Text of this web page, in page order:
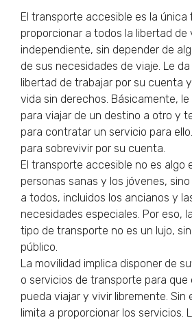
El transporte accesible es la única
proporcionar a todos la libertad de
independiente, sin depender de
de sus necesidades de viaje. Le
libertad de trabajar por su cuenta
vida sin derechos. Básicamente,
para viajar de un destino a otro y
para contratar un servicio para
para sobrevivir por su cuenta.
El transporte accesible no es algo
personas sanas y los jóvenes,
a todos, incluidos los ancianos y
necesidades especiales. Por eso,
tipo de transporte no es un lujo,
público.
La movilidad implica disponer de
o servicios de transporte para que
pueda viajar y vivir libremente. Sin
limita a proporcionar los servicios.